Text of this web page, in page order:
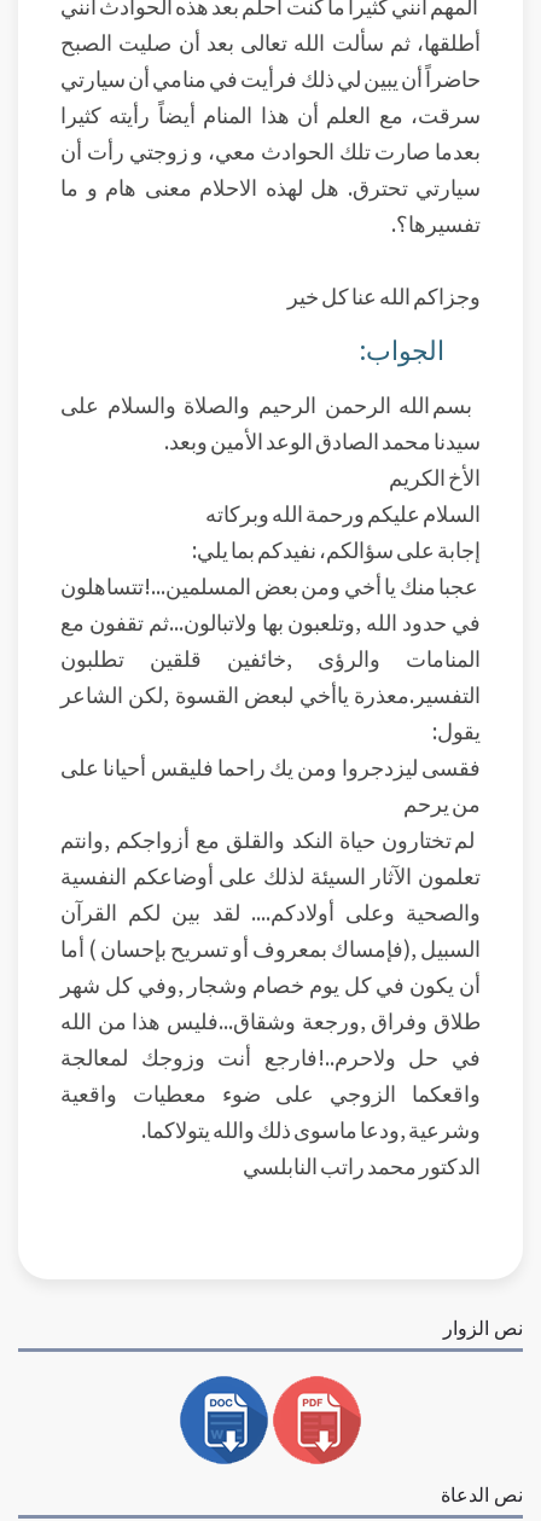
أطلقها، ثم سألت الله تعالى بعد أن صليت الصبح
حاضراً أن يبين لي ذلك فرأيت في منامي أن سيارتي
سرقت، مع العلم أن هذا المنام أيضاً رأيته كثيرا
بعدما صارت تلك الحوادث معي، و زوجتي رأت أن
سيارتي تحترق. هل لهذه الاحلام معنى هام و ما
تفسيرها؟.
وجزاكم الله عنا كل خير
الجواب:
بسم الله الرحمن الرحيم والصلاة والسلام على
سيدنا محمد الصادق الوعد الأمين وبعد.
الأخ الكريم
السلام عليكم ورحمة الله وبركاته
إجابة على سؤالكم، نفيدكم بما يلي:
عجبا منك يا أخي ومن بعض المسلمين...!تتساهلون
في حدود الله ,وتلعبون بها ولاتبالون...ثم تقفون مع
المنامات والرؤى ,خائفين قلقين تطلبون
التفسير.معذرة ياأخي لبعض القسوة ,لكن الشاعر
يقول:
فقسى ليزدجروا ومن يك راحما فليقس أحيانا على
من يرحم
لم تختارون حياة النكد والقلق مع أزواجكم ,وانتم
تعلمون الآثار السيئة لذلك على أوضاعكم النفسية
والصحية وعلى أولادكم.... لقد بين لكم القرآن
السبيل ,(فإمساك بمعروف أو تسريح بإحسان ) أما
أن يكون في كل يوم خصام وشجار ,وفي كل شهر
طلاق وفراق ,ورجعة وشقاق...فليس هذا من الله
في حل ولاحرم..!فارجع أنت وزوجك لمعالجة
واقعكما الزوجي على ضوء معطيات واقعية
وشرعية ,ودعا ماسوى ذلك والله يتولاكما.
الدكتور محمد راتب النابلسي
نص الزوار
نص الدعاة